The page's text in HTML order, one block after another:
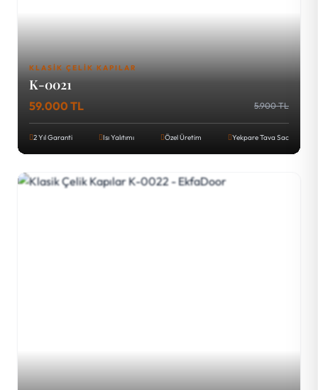
KLASIK ÇELIK KAPILAR
K-0021
59.000 TL 5.900 TL
2 Yıl Garanti Isı Yalıtımı Özel Üretim Yekpare Tava Sac